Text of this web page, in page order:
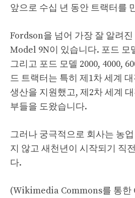
앞으로 수십 년 동안 트랙터를
Fordson을 넘어 가장 잘 알려
Model 9N이 있습니다. 포드 모
그리고 포드 모델 2000, 4000,
드 트랙터는 특히 제1차 세계
생산을 지원했고, 제2차 세계
부들을 도왔습니다.
그러나 궁극적으로 회사는 농
지 않고 새천년이 시작되기 직
다.
(Wikimedia Commons를 통한